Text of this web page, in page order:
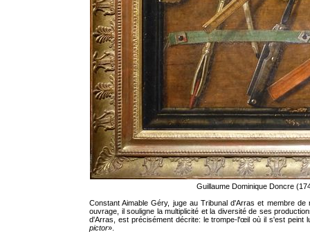
Guillaume Dominique Doncre
Constant Aimable Géry, juge au Tribunal d'Arras et membre
ouvrage, il souligne la multiplicité et la diversité de ses
d'Arras, est précisément décrite: le trompe-l'œil où il s'est peint
pictor».